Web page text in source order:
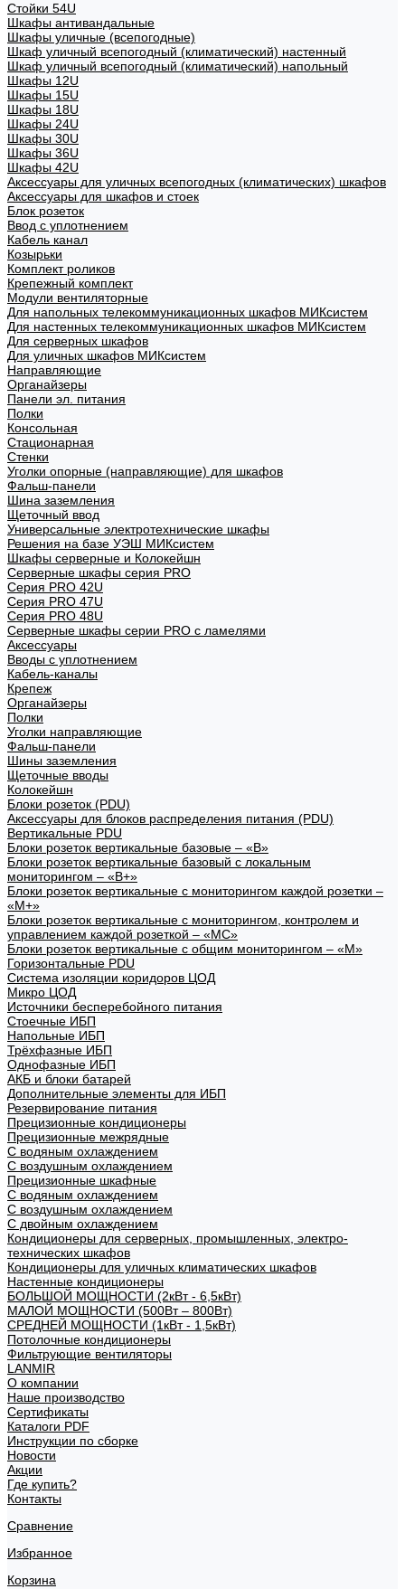
Стойки 54U
Шкафы антивандальные
Шкафы уличные (всепогодные)
Шкаф уличный всепогодный (климатический) настенный
Шкаф уличный всепогодный (климатический) напольный
Шкафы 12U
Шкафы 15U
Шкафы 18U
Шкафы 24U
Шкафы 30U
Шкафы 36U
Шкафы 42U
Аксессуары для уличных всепогодных (климатических) шкафов
Аксессуары для шкафов и стоек
Блок розеток
Ввод с уплотнением
Кабель канал
Козырьки
Комплект роликов
Крепежный комплект
Модули вентиляторные
Для напольных телекоммуникационных шкафов МИКсистем
Для настенных телекоммуникационных шкафов МИКсистем
Для серверных шкафов
Для уличных шкафов МИКсистем
Направляющие
Органайзеры
Панели эл. питания
Полки
Консольная
Стационарная
Стенки
Уголки опорные (направляющие) для шкафов
Фальш-панели
Шина заземления
Щеточный ввод
Универсальные электротехнические шкафы
Решения на базе УЭШ МИКсистем
Шкафы серверные и Колокейшн
Серверные шкафы серия PRO
Серия PRO 42U
Серия PRO 47U
Серия PRO 48U
Серверные шкафы серии PRO с ламелями
Аксессуары
Вводы с уплотнением
Кабель-каналы
Крепеж
Органайзеры
Полки
Уголки направляющие
Фальш-панели
Шины заземления
Щеточные вводы
Колокейшн
Блоки розеток (PDU)
Аксессуары для блоков распределения питания (PDU)
Вертикальные PDU
Блоки розеток вертикальные базовые – «В»
Блоки розеток вертикальные базовый с локальным
мониторингом – «В+»
Блоки розеток вертикальные с мониторингом каждой розетки –
«М+»
Блоки розеток вертикальные с мониторингом, контролем и
управлением каждой розеткой – «МС»
Блоки розеток вертикальные с общим мониторингом – «М»
Горизонтальные PDU
Система изоляции коридоров ЦОД
Микро ЦОД
Источники бесперебойного питания
Стоечные ИБП
Напольные ИБП
Трёхфазные ИБП
Однофазные ИБП
АКБ и блоки батарей
Дополнительные элементы для ИБП
Резервирование питания
Прецизионные кондиционеры
Прецизионные межрядные
С водяным охлаждением
С воздушным охлаждением
Прецизионные шкафные
С водяным охлаждением
С воздушным охлаждением
С двойным охлаждением
Кондиционеры для серверных, промышленных, электро-
технических шкафов
Кондиционеры для уличных климатических шкафов
Настенные кондиционеры
БОЛЬШОЙ МОЩНОСТИ (2кВт - 6,5кВт)
МАЛОЙ МОЩНОСТИ (500Вт – 800Вт)
СРЕДНЕЙ МОЩНОСТИ (1кВт - 1,5кВт)
Потолочные кондиционеры
Фильтрующие вентиляторы
LANMIR
О компании
Наше производство
Сертификаты
Каталоги PDF
Инструкции по сборке
Новости
Акции
Где купить?
Контакты
Сравнение
Избранное
Корзина